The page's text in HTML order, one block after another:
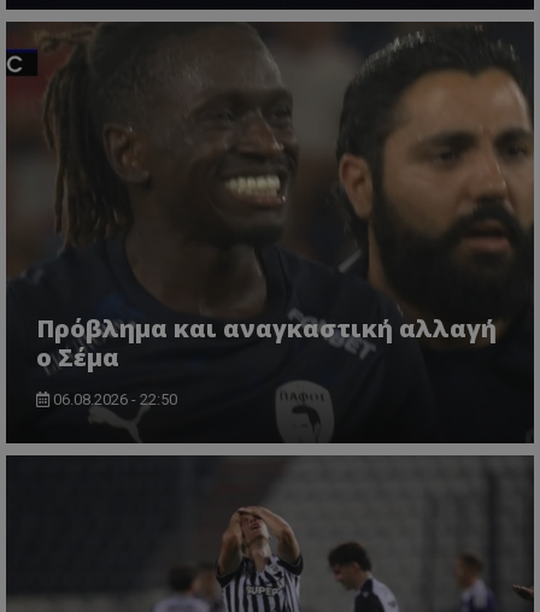
Πρόβλημα και αναγκαστική αλλαγή
ο Σέμα
06.08.2026 - 22:50